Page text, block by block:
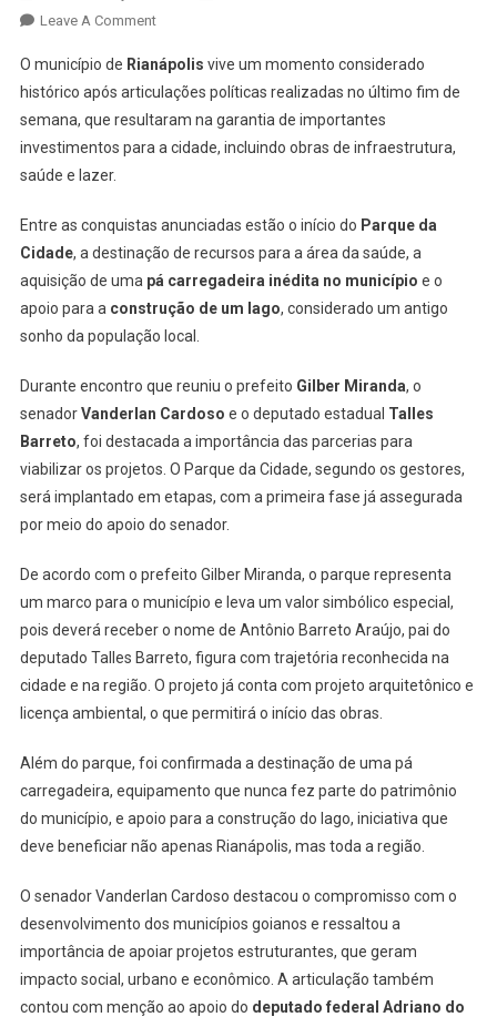
Leave A CommentOn
Gilber
Miranda
Anuncia
Parque
Lago
E
Novos
Investimentos
O município de Rianápolis vive um momento considerado
histórico após articulações políticas realizadas no último fim de
semana, que resultaram na garantia de importantes
investimentos para a cidade, incluindo obras de infraestrutura,
saúde e lazer.
Entre as conquistas anunciadas estão o início do Parque da
Cidade, a destinação de recursos para a área da saúde, a
aquisição de uma pá carregadeira inédita no município e o
apoio para a construção de um lago, considerado um antigo
sonho da população local.
Durante encontro que reuniu o prefeito Gilber Miranda, o
senadorVanderlan Cardoso e o deputado estadual Talles
Barreto, foi destacada a importância das parcerias para
viabilizar os projetos. O Parque da Cidade, segundo os gestores,
será implantado em etapas, com a primeira fase já assegurada
por meio do apoio do senador.
De acordo com o prefeito Gilber Miranda, o parque representa
um marco para o município e leva um valor simbólico especial,
pois deverá receber o nome de Antônio Barreto Araújo, pai do
deputado Talles Barreto, figura com trajetória reconhecida na
cidade e na região. O projeto já conta com projeto arquitetônico e
licença ambiental, o que permitirá o início das obras.
Além do parque, foi confirmada a destinação de uma pá
carregadeira, equipamento que nunca fez parte do patrimônio
do município, e apoio para a construção do lago, iniciativa que
deve beneficiar não apenas Rianápolis, mas toda a região.
O senador Vanderlan Cardoso destacou o compromisso com o
desenvolvimento dos municípios goianos e ressaltou a
importância de apoiar projetos estruturantes, que geram
impacto social, urbano e econômico. A articulação também
contou com menção ao apoio do deputado federal Adriano do